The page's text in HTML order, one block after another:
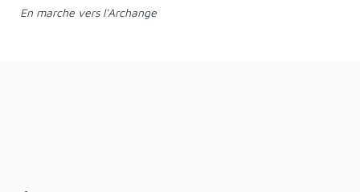
En marche vers l'Archange